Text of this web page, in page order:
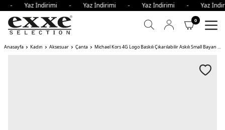
- Yaz İndirimi - Yaz İndirimi - Yaz İndirimi -
0
Anasayfa Kadın Aksesuar Çanta Michael Kors 4G Logo Baskılı Çıkarılabilir Askılı Small Bayan Çanta